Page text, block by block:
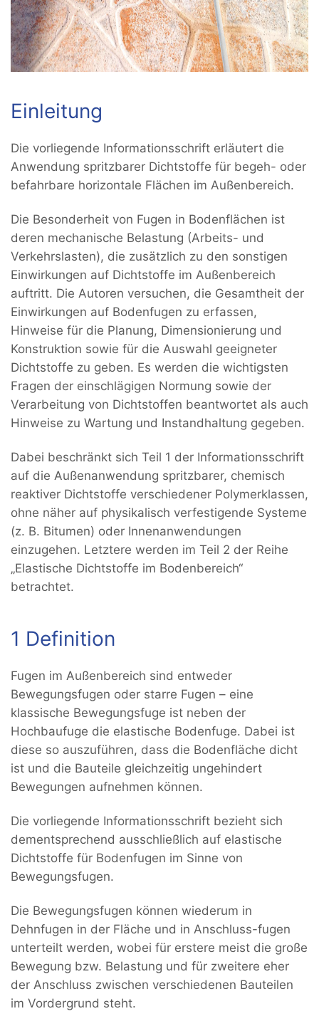
Einleitung
Die vorliegende Informationsschrift erläutert die
Anwendung spritzbarer Dichtstoffe für begeh- oder
befahrbare horizontale Flächen im Außenbereich.
Die Besonderheit von Fugen in Bodenflächen ist
deren mechanische Belastung (Arbeits- und
Verkehrslasten), die zusätzlich zu den sonstigen
Einwirkungen auf Dichtstoffe im Außenbereich
auftritt. Die Autoren versuchen, die Gesamtheit der
Einwirkungen auf Bodenfugen zu erfassen,
Hinweise für die Planung, Dimensionierung und
Konstruktion sowie für die Auswahl geeigneter
Dichtstoffe zu geben. Es werden die wichtigsten
Fragen der einschlägigen Normung sowie der
Verarbeitung von Dichtstoffen beantwortet als auch
Hinweise zu Wartung und Instandhaltung gegeben.
Dabei beschränkt sich Teil 1 der Informationsschrift
auf die Außenanwendung spritzbarer, chemisch
reaktiver Dichtstoffe verschiedener Polymerklassen,
ohne näher auf physikalisch verfestigende Systeme
(z. B. Bitumen) oder Innenanwendungen
einzugehen. Letztere werden im Teil 2 der Reihe
„Elastische Dichtstoffe im Bodenbereich“
betrachtet.
1 Definition
Fugen im Außenbereich sind entweder
Bewegungsfugen oder starre Fugen – eine
klassische Bewegungsfuge ist neben der
Hochbaufuge die elastische Bodenfuge. Dabei ist
diese so auszuführen, dass die Bodenfläche dicht
ist und die Bauteile gleichzeitig ungehindert
Bewegungen aufnehmen können.
Die vorliegende Informationsschrift bezieht sich
dementsprechend ausschließlich auf elastische
Dichtstoffe für Bodenfugen im Sinne von
Bewegungsfugen.
Die Bewegungsfugen können wiederum in
Dehnfugen in der Fläche und in Anschluss-fugen
unterteilt werden, wobei für erstere meist die große
Bewegung bzw. Belastung und für zweitere eher
der Anschluss zwischen verschiedenen Bauteilen
im Vordergrund steht.